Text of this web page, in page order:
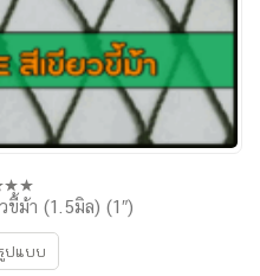
ขี้ม้า (1.5มิล) (1″)
ปแบบ